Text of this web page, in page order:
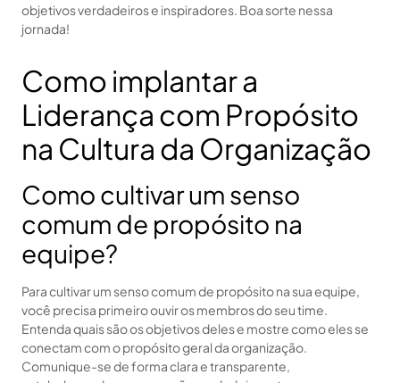
objetivos verdadeiros e inspiradores. Boa sorte nessa
jornada!
Como implantar a
Liderança com Propósito
na Cultura da Organização
Como cultivar um senso
comum de propósito na
equipe?
Para cultivar um senso comum de propósito na sua equipe,
você precisa primeiro ouvir os membros do seu time.
Entenda quais são os objetivos deles e mostre como eles se
conectam com o propósito geral da organização.
Comunique-se de forma clara e transparente,